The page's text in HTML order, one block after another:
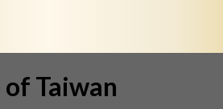
of Taiwan